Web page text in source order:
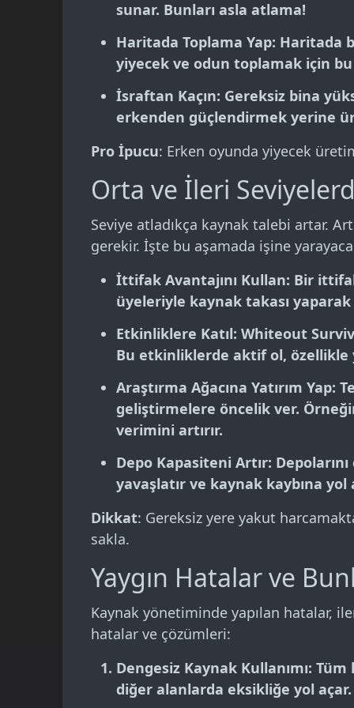
sunar. Bunları asla atlama!
Haritada Toplama Yap: Haritada
yiyecek ve odun toplamak için
İsraftan Kaçın: Gereksiz bina
erkenden güçlendirmek yerine
Pro İpucu: Erken oyunda yiyecek
Orta ve İleri
Seviye atladıkça kaynak talebi artar.
gerekir. İşte bu aşamada işine
İttifak Avantajını Kullan: Bir
üyeleriyle kaynak takası
Etkinliklere Katıl: Whiteout
Bu etkinliklerde aktif ol, özellikle
Araştırma Ağacına Yatırım Yap:
geliştirmelere öncelik ver.
verimini artırır.
Depo Kapasiteni Artır:
yavaşlatır ve kaynak kaybına yol
Dikkat: Gereksiz yere yakut
sakla.
Yaygın Hatalar ve
Kaynak yönetiminde yapılan hatalar,
hatalar ve çözümleri:
Dengesiz Kaynak Kullanımı: Tüm
diğer alanlarda eksikliğe yol